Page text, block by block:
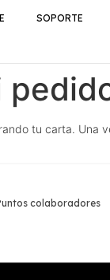
SOPORTE
tu carta. Una
colaboradores